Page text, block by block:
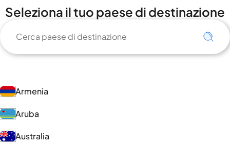
Seleziona il tuo paese di destinazione
Armenia
Aruba
Australia